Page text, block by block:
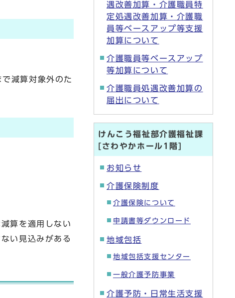
減算対象外のた
算を適用しない
い見込みがある
遇改善加算・介護職員特
定処遇改善加算・介護職
員等ベースアップ等支援
加算について
介護職員等ベースアップ
等加算について
介護職員処遇改善加算の
届出について
けんこう福祉部介護福祉課
[さわやかホール1階]
お知らせ
介護保険制度
介護保険について
申請書等ダウンロード
地域包括
地域包括支援センター
一般介護予防事業
介護予防・日常生活支援